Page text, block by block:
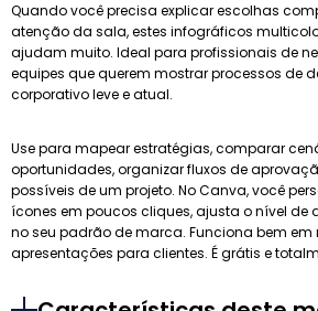
Quando você precisa explicar escolhas
atenção da sala, estes infográficos
ajudam muito. Ideal para profissionais de
equipes que querem mostrar processos de
corporativo leve e atual.
Use para mapear estratégias, comparar
oportunidades, organizar fluxos de
possíveis de um projeto. No Canva, você
ícones em poucos cliques, ajusta o nível de
no seu padrão de marca. Funciona bem em
apresentações para clientes. É grátis e